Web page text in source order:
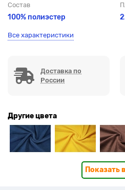
Состав
100% полиэстер
Все характеристики
Доставка по
России
Другие цвета
Показать